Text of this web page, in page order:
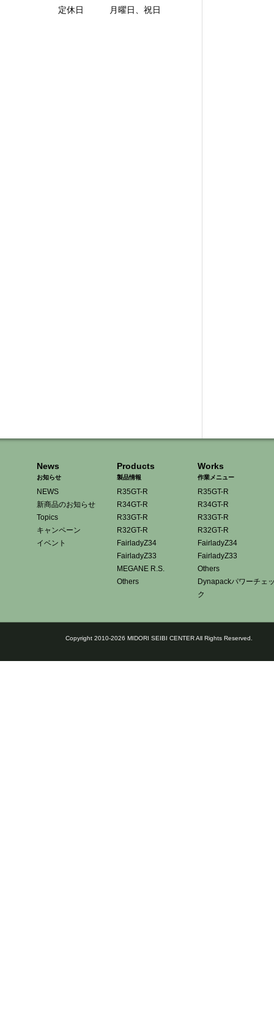
定休日 月曜日、祝日
News
お知らせ
NEWS
新商品のお知らせ
Topics
キャンペーン
イベント
Products
製品情報
R35GT-R
R34GT-R
R33GT-R
R32GT-R
FairladyZ34
FairladyZ33
MEGANE R.S.
Others
Works
作業メニュー
R35GT-R
R34GT-R
R33GT-R
R32GT-R
FairladyZ34
FairladyZ33
Others
Dynapackパワーチェ
ク
Copyright 2010-2026 MIDORI SEIBI CENTER All Rights Reserved.